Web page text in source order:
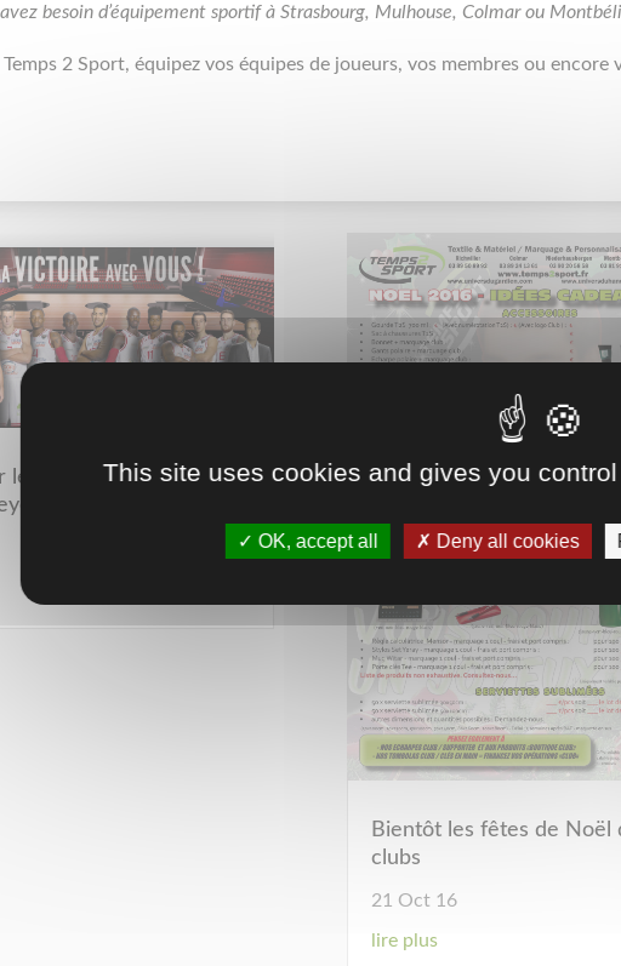
besoin d’équipement sportif à Strasbourg, Mulhouse, Colmar ou
Temps 2 Sport, équipez vos équipes de joueurs, vos membres ou encore
le Basket Club de
Bientôt les fêtes de Noël
clubs
21 Oct 16
lire plus
This site uses cookies and gives you
OK, accept all Deny all cookies